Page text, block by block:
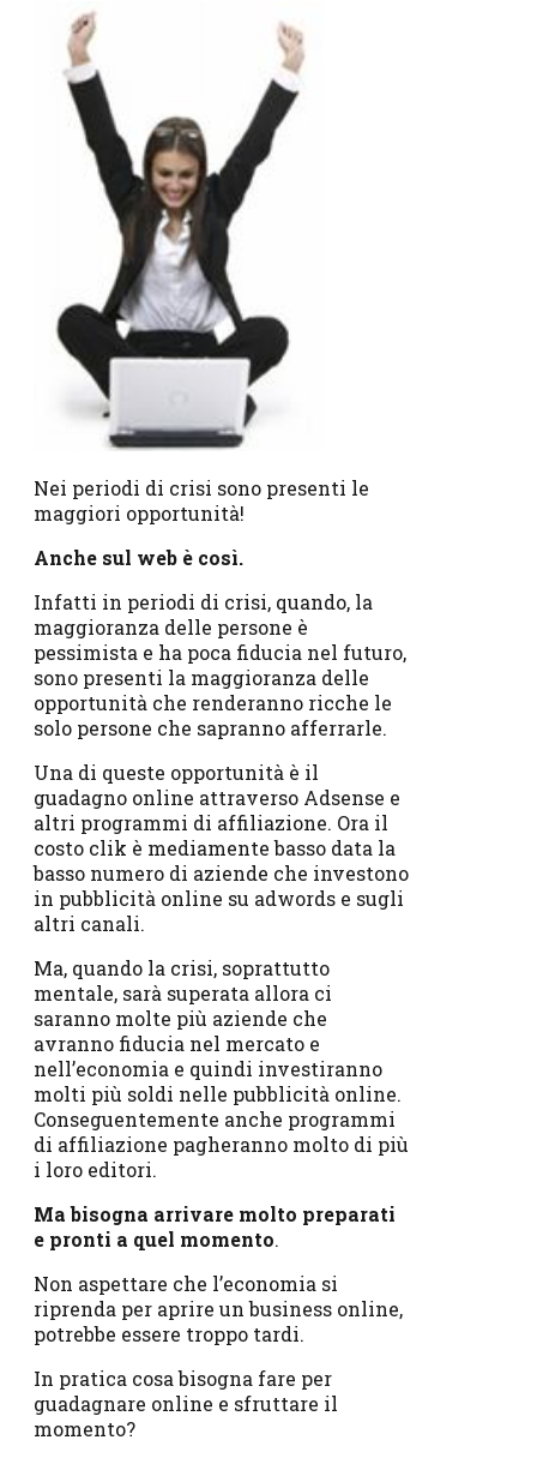
Nei periodi di crisi sono presenti le
maggiori opportunità!
Anche sul web è così.
Infatti in periodi di crisi, quando, la
maggioranza delle persone è
pessimista e ha poca fiducia nel futuro,
sono presenti la maggioranza delle
opportunità che renderanno ricche le
solo persone che sapranno afferrarle.
Una di queste opportunità è il
guadagno online attraverso Adsense e
altri programmi di affiliazione. Ora il
costo clik è mediamente basso data la
basso numero di aziende che investono
in pubblicità online su adwords e sugli
altri canali.
Ma, quando la crisi, soprattutto
mentale, sarà superata allora ci
saranno molte più aziende che
avranno fiducia nel mercato e
nell’economia e quindi investiranno
molti più soldi nelle pubblicità online.
Conseguentemente anche programmi
di affiliazione pagheranno molto di più
i loro editori.
Ma bisogna arrivare molto preparati
e pronti a quel momento.
Non aspettare che l’economia si
riprenda per aprire un business online,
potrebbe essere troppo tardi.
In pratica cosa bisogna fare per
guadagnare online e sfruttare il
momento?